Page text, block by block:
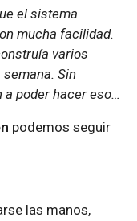
el sistema
mucha facilidad.
varios
Sin
a poder hacer eso…
podemos seguir
las manos,